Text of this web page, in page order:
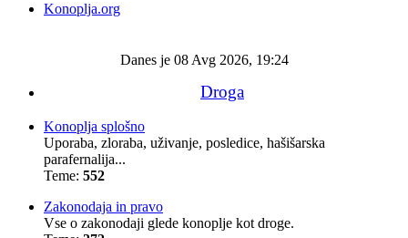
Konoplja.org
Danes je 08 Avg 2026, 19:24
Droga
Konoplja splošno
Uporaba, zloraba, uživanje, posledice, hašišarska
parafernalija...
Teme: 552
Zakonodaja in pravo
Vse o zakonodaji glede konoplje kot droge.